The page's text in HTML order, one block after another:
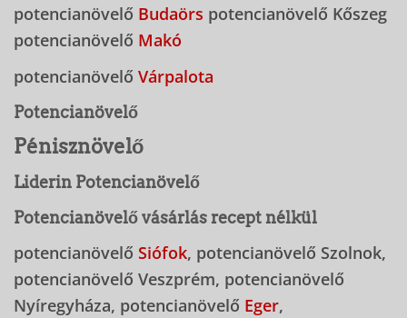
potencianövelő Budaörs potencianövelő Kőszeg
potencianövelő Makó
potencianövelő Várpalota
Potencianövelő
Pénisznövelő
Liderin Potencianövelő
Potencianövelő vásárlás recept nélkül
potencianövelő Siófok, potencianövelő Szolnok,
potencianövelő Veszprém, potencianövelő
Nyíregyháza, potencianövelő Eger,